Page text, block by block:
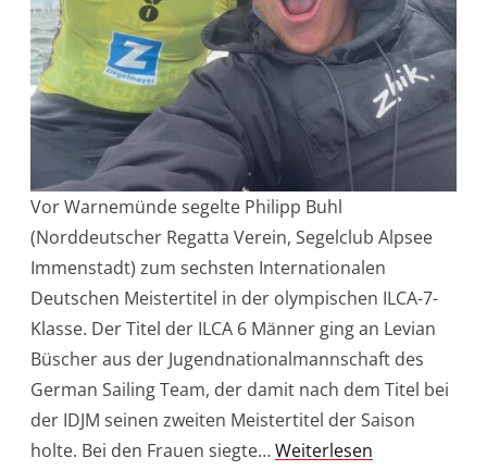
Vor Warnemünde segelte Philipp Buhl
(Norddeutscher Regatta Verein, Segelclub Alpsee
Immenstadt) zum sechsten Internationalen
Deutschen Meistertitel in der olympischen ILCA-7-
Klasse. Der Titel der ILCA 6 Männer ging an Levian
Büscher aus der Jugendnationalmannschaft des
German Sailing Team, der damit nach dem Titel bei
der IDJM seinen zweiten Meistertitel der Saison
holte. Bei den Frauen siegte…Weiterlesen